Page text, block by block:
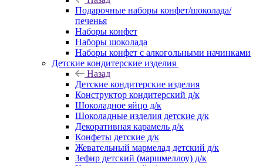
Подарочные наборы конфет/шоколада/
печенья
Наборы конфет
Наборы шоколада
Наборы конфет с алкогольными начинками
Детские кондитерские изделия
Назад
Детские кондитерские изделия
Конструктор кондитерский д/к
Шоколадное яйцо д/к
Шоколадные изделия детские д/к
Декоративная карамель д/к
Конфеты детские д/к
Жевательный мармелад детский д/к
Зефир детский (маршмеллоу) д/к